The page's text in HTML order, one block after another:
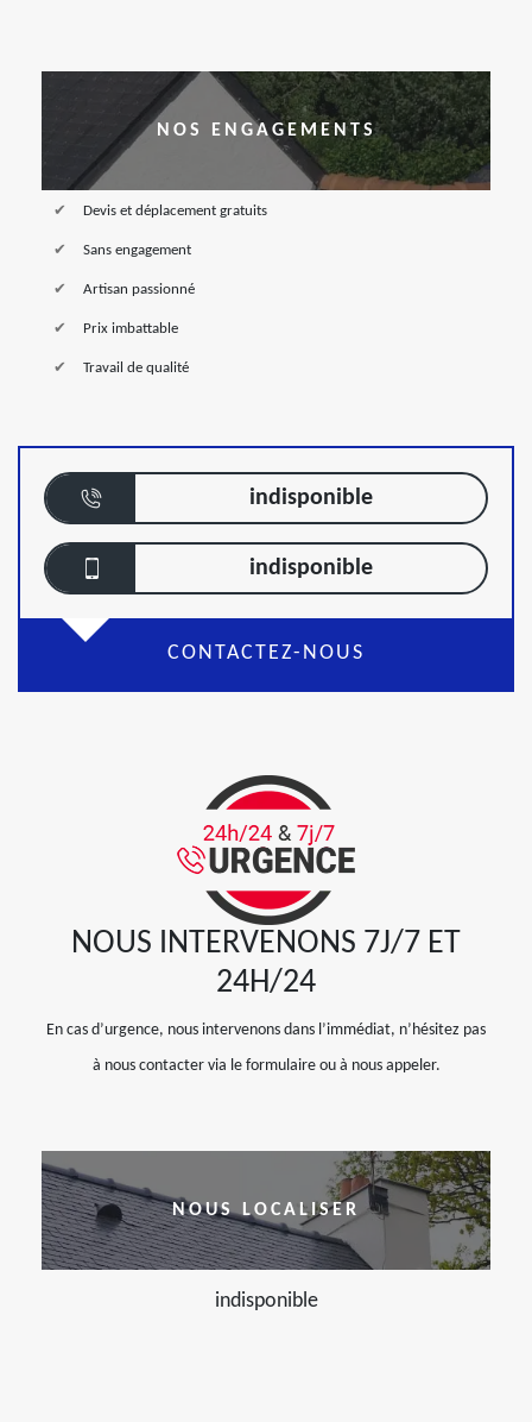
NOS ENGAGEMENTS
Devis et déplacement gratuits
Sans engagement
Artisan passionné
Prix imbattable
Travail de qualité
indisponible
indisponible
CONTACTEZ-NOUS
NOUS INTERVENONS 7J/7 ET
24H/24
En cas d’urgence, nous intervenons dans l’immédiat, n’hésitez pas
à nous contacter via le formulaire ou à nous appeler.
NOUS LOCALISER
indisponible